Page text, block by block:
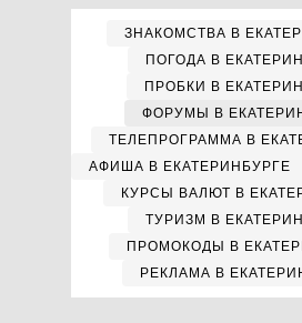
ЗНАКОМСТВА В
ПОГОДА В
ПРОБКИ В
ФОРУМЫ В
ТЕЛЕПРОГРАММА В
АФИША В ЕКАТЕРИНБУРГЕ
КУРСЫ ВАЛЮТ В
ТУРИЗМ В
ПРОМОКОДЫ В
РЕКЛАМА В